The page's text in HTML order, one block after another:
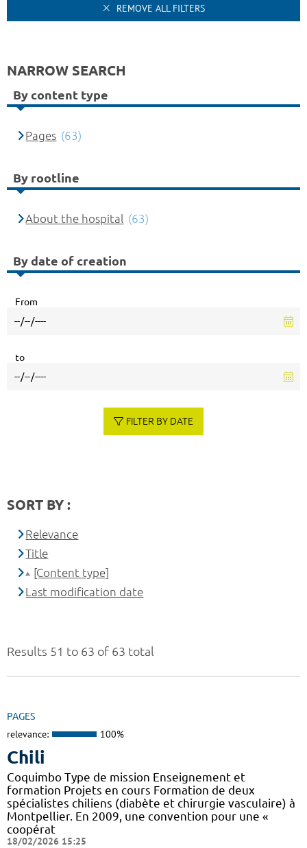
Results 51 to 63 of 63 total
PAGES
relevance: 100%
Chili
Coquimbo Type de mission Enseignement et
formation Projets en cours Formation de deux
spécialistes chiliens (diabète et chirurgie vasculaire) à
Montpellier. En 2009, une convention pour une «
coopérat
18/02/2026 15:25
REMOVE ALL FILTERS
NARROW SEARCH
By content type
Pages (63)
By rootline
About the hospital (63)
By date of creation
From
to
FILTER BY DATE
SORT BY :
Relevance
Title
[Content type]
Last modification date